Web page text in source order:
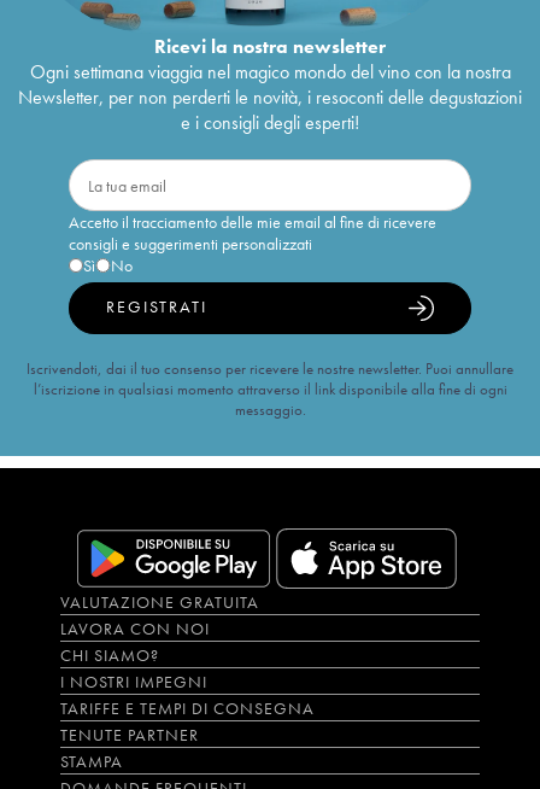
Ricevi la nostra newsletter
Ogni settimana viaggia nel magico mondo del vino con la nostra
Newsletter, per non perderti le novità, i resoconti delle degustazioni
e i consigli degli esperti!
Accetto il tracciamento delle mie email al fine di ricevere
consigli e suggerimenti personalizzati
Sì
No
REGISTRATI
Iscrivendoti, dai il tuo consenso per ricevere le nostre newsletter. Puoi annullare
l’iscrizione in qualsiasi momento attraverso il link disponibile alla fine di ogni
messaggio.
VALUTAZIONE GRATUITA
LAVORA CON NOI
CHI SIAMO?
I NOSTRI IMPEGNI
TARIFFE E TEMPI DI CONSEGNA
TENUTE PARTNER
STAMPA